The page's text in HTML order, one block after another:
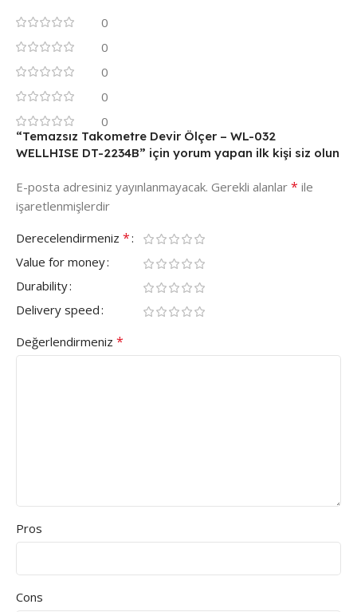
0
0
0
0
0
“Temazsız Takometre Devir Ölçer – WL-032
WELLHISE DT-2234B” için yorum yapan ilk kişi siz olun
E-posta adresiniz yayınlanmayacak. Gerekli alanlar * ile
işaretlenmişlerdir
Derecelendirmeniz *
Value for money
Durability
Delivery speed
Değerlendirmeniz *
Pros
Cons